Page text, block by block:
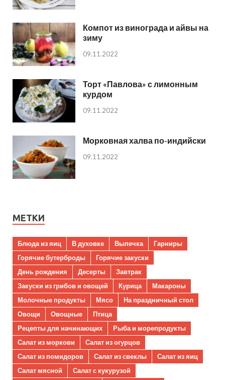
Компот из винограда и айвы на
зиму
09.11.2022
Торт «Павлова» с лимонным
курдом
09.11.2022
Морковная халва по-индийски
09.11.2022
МЕТКИ
Блюда из яиц В духовке Выпечка
Гарниры
Горячие бутерброды
Горячие закуски
День рождения
Десерты
Завтрак
Закуски из грибов и овощей
Курица
Макароны
Молочные продукты
Мясо
На праздничный стол
Овощи
Овощные
Птица
Рецепты для начинающих
Рыба и морепродукты
Салат из моркови
Салат из огурцов
Салат из помидоров
Салат из свеклы
Салат из яиц
Салат мясной
Салат с кукурузой